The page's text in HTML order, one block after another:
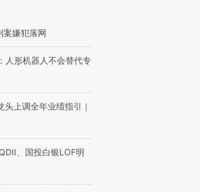
【商旅对话】华住集团
案嫌犯落网
人形机器人不会替代专
头上调全年业绩指引｜
、国投白银LOF明